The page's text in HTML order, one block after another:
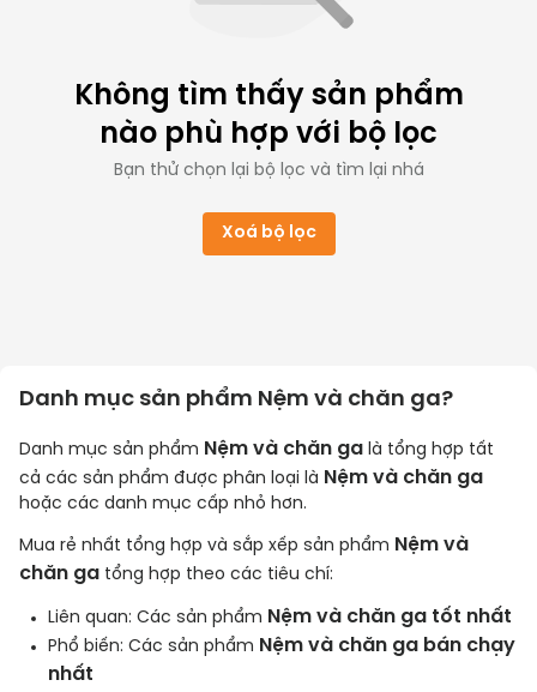
Không tìm thấy sản phẩm
nào phù hợp với bộ lọc
Bạn thử chọn lại bộ lọc và tìm lại nhá
Xoá bộ lọc
Danh mục sản phẩm Nệm và chăn ga?
Danh mục sản phẩm Nệm và chăn ga là tổng hợp tất
cả các sản phẩm được phân loại là Nệm và chăn ga
hoặc các danh mục cấp nhỏ hơn.
Mua rẻ nhất tổng hợp và sắp xếp sản phẩm Nệm và
chăn ga tổng hợp theo các tiêu chí:
Liên quan: Các sản phẩm Nệm và chăn ga tốt nhất
Phổ biến: Các sản phẩm Nệm và chăn ga bán chạy
nhất